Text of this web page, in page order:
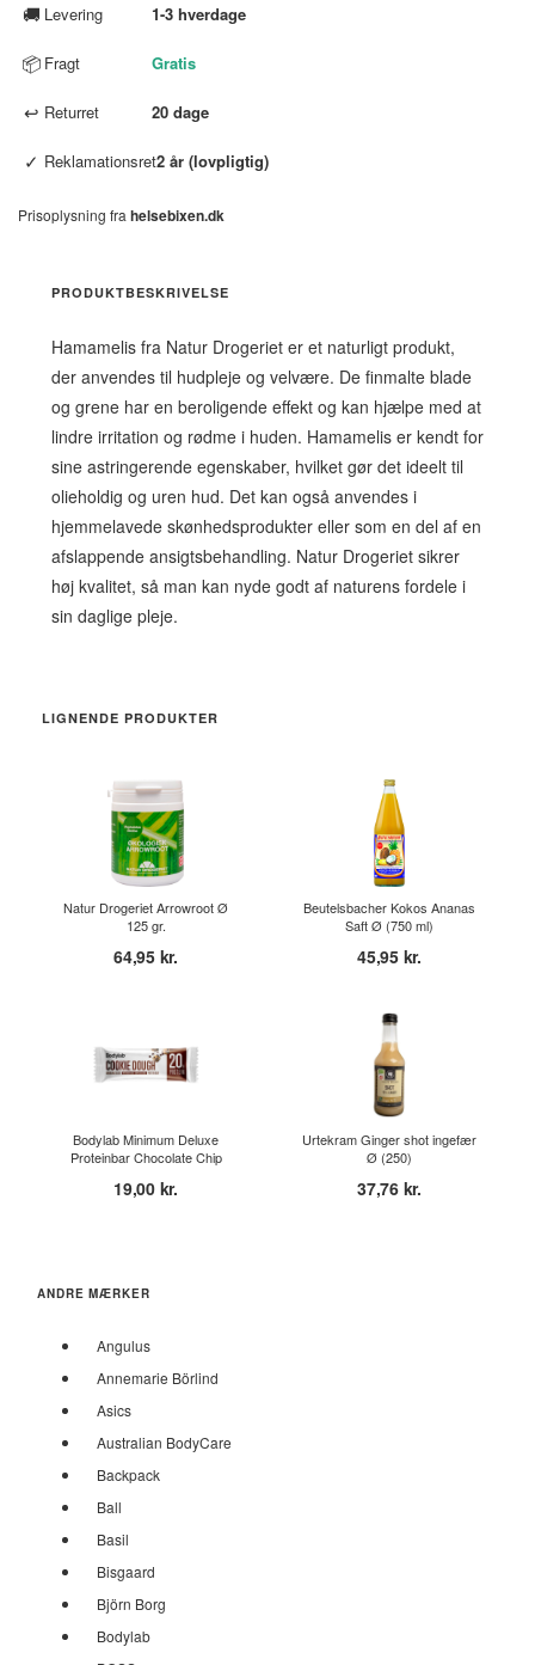
🚚 Levering 1-3 hverdage
📦 Fragt Gratis
↩ Returret 20 dage
✓ Reklamationsret2 år (lovpligtig)
Prisoplysning fra helsebixen.dk
PRODUKTBESKRIVELSE
Hamamelis fra Natur Drogeriet er et naturligt produkt,
der anvendes til hudpleje og velvære. De finmalte blade
og grene har en beroligende effekt og kan hjælpe med at
lindre irritation og rødme i huden. Hamamelis er kendt for
sine astringerende egenskaber, hvilket gør det ideelt til
olieholdig og uren hud. Det kan også anvendes i
hjemmelavede skønhedsprodukter eller som en del af en
afslappende ansigtsbehandling. Natur Drogeriet sikrer
høj kvalitet, så man kan nyde godt af naturens fordele i
sin daglige pleje.
LIGNENDE PRODUKTER
Natur Drogeriet Arrowroot Ø
125 gr.
64,95 kr.
Beutelsbacher Kokos Ananas
Saft Ø (750 ml)
45,95 kr.
Bodylab Minimum Deluxe
Proteinbar Chocolate Chip
19,00 kr.
Urtekram Ginger shot ingefær
Ø (250)
37,76 kr.
ANDRE MÆRKER
Angulus
Annemarie Börlind
Asics
Australian BodyCare
Backpack
Ball
Basil
Bisgaard
Björn Borg
Bodylab